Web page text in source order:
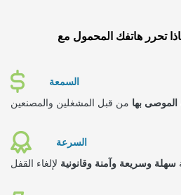
السمعة
الموصى بها
السرعة
سهلة وسريعة وآمنة وقانونية